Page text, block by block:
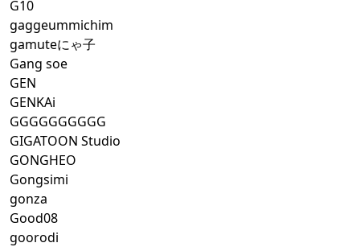
G10
gaggeummichim
gamuteにゃ子
Gang soe
GEN
GENKAi
GGGGGGGGGG
GIGATOON Studio
GONGHEO
Gongsimi
gonza
Good08
goorodi